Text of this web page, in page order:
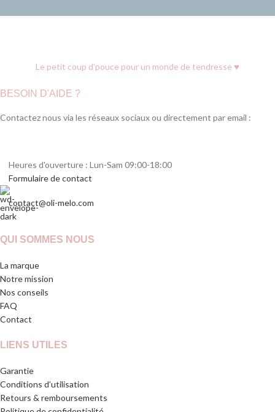
Le petit coup d’pouce pour un monde de tendresse ♥
BESOIN D'AIDE ?
Contactez nous via les réseaux sociaux ou directement par email :
Heures d'ouverture : Lun-Sam 09:00-18:00
Formulaire de contact
contact@oli-melo.com
QUI SOMMES NOUS
La marque
Notre mission
Nos conseils
FAQ
Contact
LIENS UTILES
Garantie
Conditions d’utilisation
Retours & remboursements